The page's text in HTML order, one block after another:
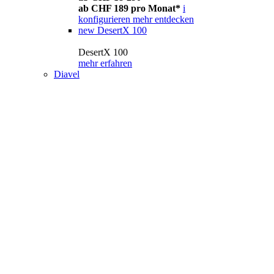
ab CHF 189 pro Monat* i
konfigurieren mehr entdecken
new DesertX 100
DesertX 100
mehr erfahren
Diavel